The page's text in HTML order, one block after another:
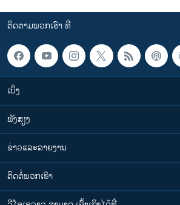
ຕິດຕາມພວກເຮົາ ທີ່
ເບິ່ງ
ຟັງສຽງ
ຂ່າວແລະລາຍງານ
ຕິດຕໍ່ພວກເຮົາ